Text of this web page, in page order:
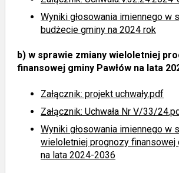
Wyniki głosowania imiennego w
budżecie gminy na 2024 rok
b) w sprawie zmiany wieloletniej
finansowej gminy Pawłów na lata
Załącznik: projekt uchwały.pdf
Załącznik: Uchwała Nr V/33/
Wyniki głosowania imiennego w
wieloletniej prognozy finansowej
na lata 2024-2036